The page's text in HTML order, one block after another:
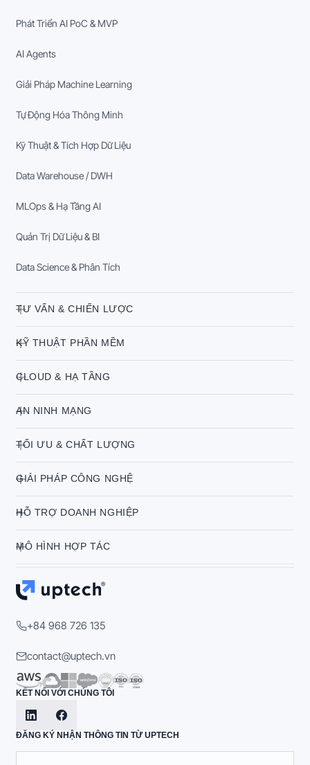
Phát Triển AI PoC & MVP
AI Agents
Giải Pháp Machine Learning
Tự Động Hóa Thông Minh
Kỹ Thuật & Tích Hợp Dữ Liệu
Data Warehouse / DWH
MLOps & Hạ Tầng AI
Quản Trị Dữ Liệu & BI
Data Science & Phân Tích
TƯ VẤN & CHIẾN LƯỢC
KỸ THUẬT PHẦN MỀM
CLOUD & HẠ TẦNG
AN NINH MẠNG
TỐI ƯU & CHẤT LƯỢNG
GIẢI PHÁP CÔNG NGHỆ
HỖ TRỢ DOANH NGHIỆP
MÔ HÌNH HỢP TÁC
+84 968 726 135
contact@uptech.vn
KẾT NỐI VỚI CHÚNG TÔI
ĐĂNG KÝ NHẬN THÔNG TIN TỪ UPTECH